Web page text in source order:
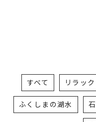
すべて リラック
ふくしまの湖水